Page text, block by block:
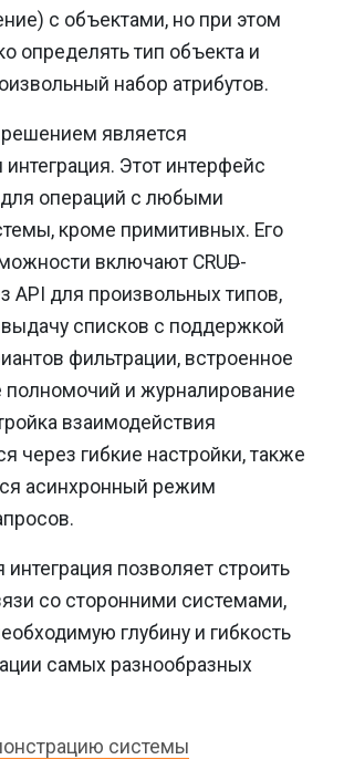
с объектами, но при этом
определять тип объекта и
набор атрибутов.
является
интеграция. Этот интерфейс
операций с любыми
кроме примитивных. Его
включают CRUD-
API для произвольных типов,
списков с поддержкой
фильтрации, встроенное
полномочий и журналирование
взаимодействия
через гибкие настройки, также
асинхронный режим
позволяет строить
со сторонними системами,
глубину и гибкость
самых разнообразных
системы